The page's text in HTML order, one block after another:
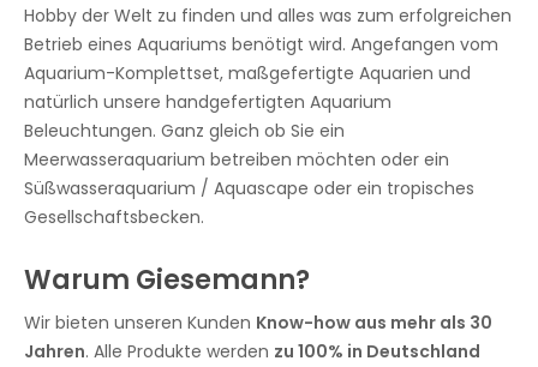
Hobby der Welt zu finden und alles was zum erfolgreichen
Betrieb eines Aquariums benötigt wird. Angefangen vom
Aquarium-Komplettset, maßgefertigte Aquarien und
natürlich unsere handgefertigten Aquarium
Beleuchtungen. Ganz gleich ob Sie ein
Meerwasseraquarium betreiben möchten oder ein
Süßwasseraquarium / Aquascape oder ein tropisches
Gesellschaftsbecken.
Warum Giesemann?
Wir bieten unseren Kunden Know-how aus mehr als 30
Jahren. Alle Produkte werden zu 100% in Deutschland